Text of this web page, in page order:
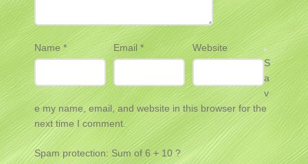
Name * Email *
Website
S
a
v
e my name, email, and website in this browser for the
next time I comment.
Spam protection: Sum of 6 + 10 ?